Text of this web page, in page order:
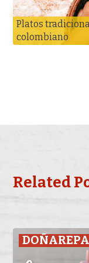
Platos
colombiano
Related
Corn